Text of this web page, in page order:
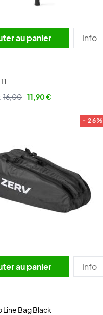
au panier Info
16,00 11,90 €
- 26%
au panier Info
Line Bag Black